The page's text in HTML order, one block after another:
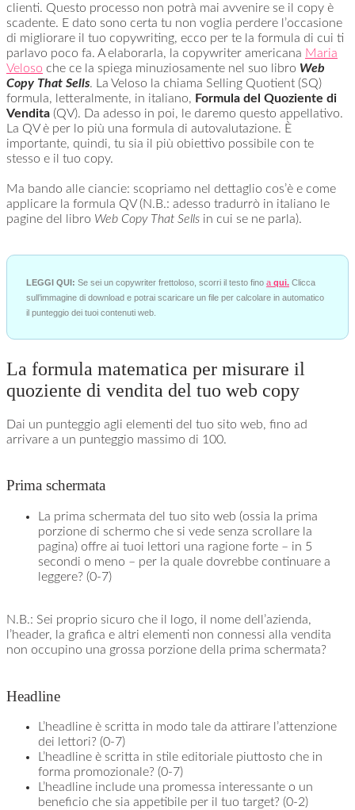
clienti. Questo processo non potrà mai avvenire se il copy è
scadente. E dato sono certa tu non voglia perdere l’occasione
di migliorare il tuo copywriting, ecco per te la formula di cui ti
parlavo poco fa. A elaborarla, la copywriter americana Maria
Veloso che ce la spiega minuziosamente nel suo libro Web
Copy That Sells. La Veloso la chiama Selling Quotient (SQ)
formula, letteralmente, in italiano, Formula del Quoziente di
Vendita (QV). Da adesso in poi, le daremo questo appellativo.
La QV è per lo più una formula di autovalutazione. È
importante, quindi, tu sia il più obiettivo possibile con te
stesso e il tuo copy.
Ma bando alle ciancie: scopriamo nel dettaglio cos’è e come
applicare la formula QV (N.B.: adesso tradurrò in italiano le
pagine del libro Web Copy That Sells in cui se ne parla).
LEGGI QUI: Se sei un copywriter frettoloso, scorri il testo fino a qui. Clicca
sull’immagine di download e potrai scaricare un file per calcolare in automatico
il punteggio dei tuoi contenuti web.
La formula matematica per misurare il
quoziente di vendita del tuo web copy
Dai un punteggio agli elementi del tuo sito web, fino ad
arrivare a un punteggio massimo di 100.
Prima schermata
La prima schermata del tuo sito web (ossia la prima
porzione di schermo che si vede senza scrollare la
pagina) offre ai tuoi lettori una ragione forte – in 5
secondi o meno – per la quale dovrebbe continuare a
leggere? (0-7)
N.B.: Sei proprio sicuro che il logo, il nome dell’azienda,
l’header, la grafica e altri elementi non connessi alla vendita
non occupino una grossa porzione della prima schermata?
Headline
L’headline è scritta in modo tale da attirare l’attenzione
dei lettori? (0-7)
L’headline è scritta in stile editoriale piuttosto che in
forma promozionale? (0-7)
L’headline include una promessa interessante o un
beneficio che sia appetibile per il tuo target? (0-2)